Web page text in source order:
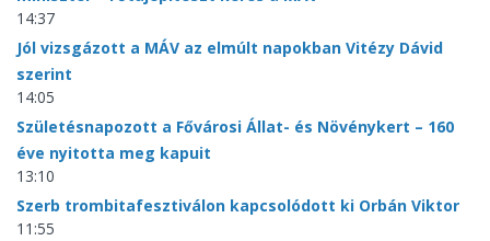
14:37
Jól vizsgázott a MÁV az elmúlt napokban Vitézy Dávid
szerint
14:05
Születésnapozott a Fővárosi Állat- és Növénykert – 160
éve nyitotta meg kapuit
13:10
Szerb trombitafesztiválon kapcsolódott ki Orbán Viktor
11:55